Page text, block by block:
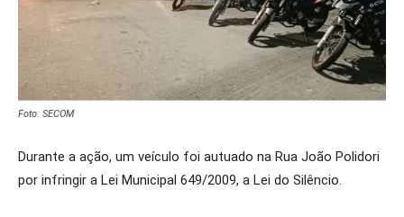
Foto: SECOM
Durante a ação, um veículo foi autuado na Rua João Polidori
por infringir a Lei Municipal 649/2009, a Lei do Silêncio.